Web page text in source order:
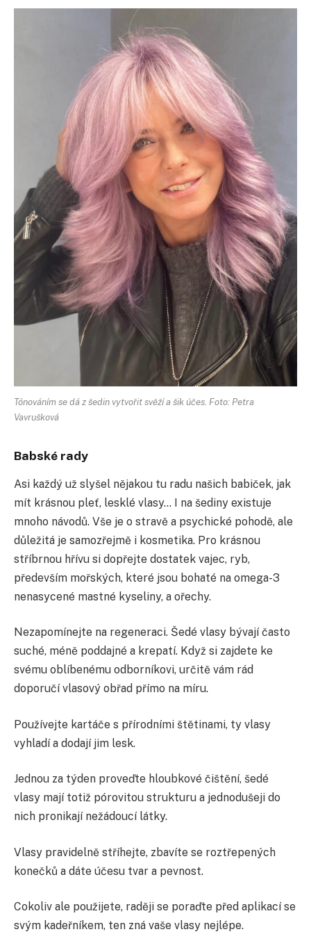
Tónováním se dá z šedin vytvořit svěží a šik účes. Foto: Petra
Vavrušková
Babské rady
Asi každý už slyšel nějakou tu radu našich babiček, jak
mít krásnou pleť, lesklé vlasy… I na šediny existuje
mnoho návodů. Vše je o stravě a psychické pohodě, ale
důležitá je samozřejmě i kosmetika. Pro krásnou
stříbrnou hřívu si dopřejte dostatek vajec, ryb,
především mořských, které jsou bohaté na omega-3
nenasycené mastné kyseliny, a ořechy.
Nezapomínejte na regeneraci. Šedé vlasy bývají často
suché, méně poddajné a krepatí. Když si zajdete ke
svému oblíbenému odborníkovi, určitě vám rád
doporučí vlasový obřad přímo na míru.
Používejte kartáče s přírodními štětinami, ty vlasy
vyhladí a dodají jim lesk.
Jednou za týden proveďte hloubkové čištění, šedé
vlasy mají totiž pórovitou strukturu a jednodušeji do
nich pronikají nežádoucí látky.
Vlasy pravidelně stříhejte, zbavíte se roztřepených
konečků a dáte účesu tvar a pevnost.
Cokoliv ale použijete, raději se poraďte před aplikací se
svým kadeřníkem, ten zná vaše vlasy nejlépe.